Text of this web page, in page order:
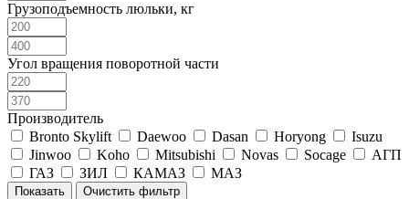
Грузоподъемность люльки, кг
Угол вращения поворотной части
Производитель
Bronto Skylift
Daewoo Dasan Horyong
Isuzu
Jinwoo
Koho Mitsubishi Novas Socage
АГП
ГАЗ
ЗИЛ КАМАЗ МАЗ